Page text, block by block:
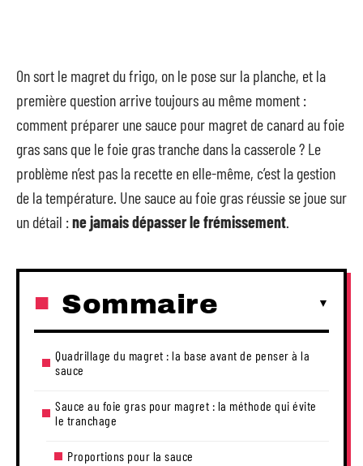
On sort le magret du frigo, on le pose sur la planche, et la
première question arrive toujours au même moment :
comment préparer une sauce pour magret de canard au foie
gras sans que le foie gras tranche dans la casserole ? Le
problème n’est pas la recette en elle-même, c’est la gestion
de la température. Une sauce au foie gras réussie se joue sur
un détail :ne jamais dépasser le frémissement.
Sommaire
Quadrillage du magret : la base avant de penser à la
sauce
Sauce au foie gras pour magret : la méthode qui évite
le tranchage
Proportions pour la sauce